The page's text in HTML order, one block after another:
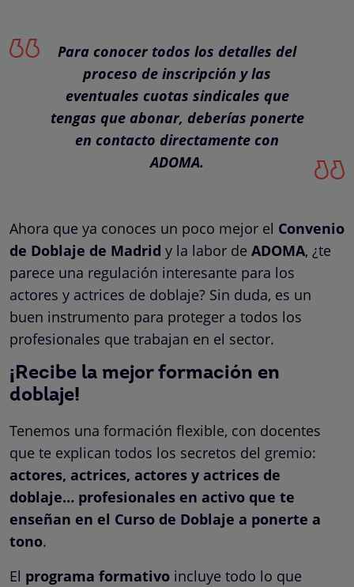
Para conocer todos los detalles del
proceso de inscripción y las
eventuales cuotas sindicales que
tengas que abonar, deberías ponerte
en contacto directamente con
ADOMA.
Ahora que ya conoces un poco mejor el Convenio
de Doblaje de Madrid y la labor de ADOMA, ¿te
parece una regulación interesante para los
actores y actrices de doblaje? Sin duda, es un
buen instrumento para proteger a todos los
profesionales que trabajan en el sector.
¡Recibe la mejor formación en
doblaje!
Tenemos una formación flexible, con docentes
que te explican todos los secretos del gremio:
actores, actrices, actores y actrices de
doblaje… profesionales en activo que te
enseñan en el Curso de Doblaje a ponerte a
tono.
El programa formativo incluye todo lo que